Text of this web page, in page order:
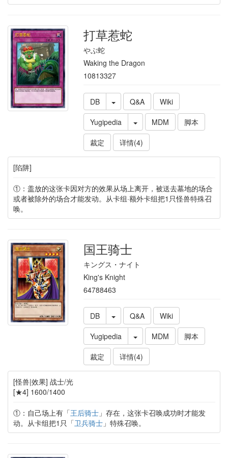
打草惹蛇
やぶ蛇
Waking the Dragon
10813327
DB Q&A
Wiki
Yugipedia
MDM
脚本
裁定
详情(4)
[陷阱]
①：盖放的这张卡因对方的效果从场上离开，被送去墓地的场合
或者被除外的场合才能发动。从卡组·额外卡组把1只怪兽特殊召
唤。
国王骑士
キングス・ナイト
King's Knight
64788463
DB Q&A
Wiki
Yugipedia
MDM
脚本
裁定
详情(4)
[怪兽|效果] 战士/光
[★4] 1600/1400
①：自己场上有「王后骑士」存在，这张卡召唤成功时才能发
动。从卡组把1只「卫兵骑士」特殊召唤。